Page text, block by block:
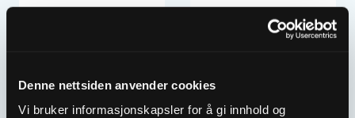
Denne nettsiden anvender cookies
Vi bruker informasjonskapsler for å gi innhold og
ULEFOS LEDELINJE